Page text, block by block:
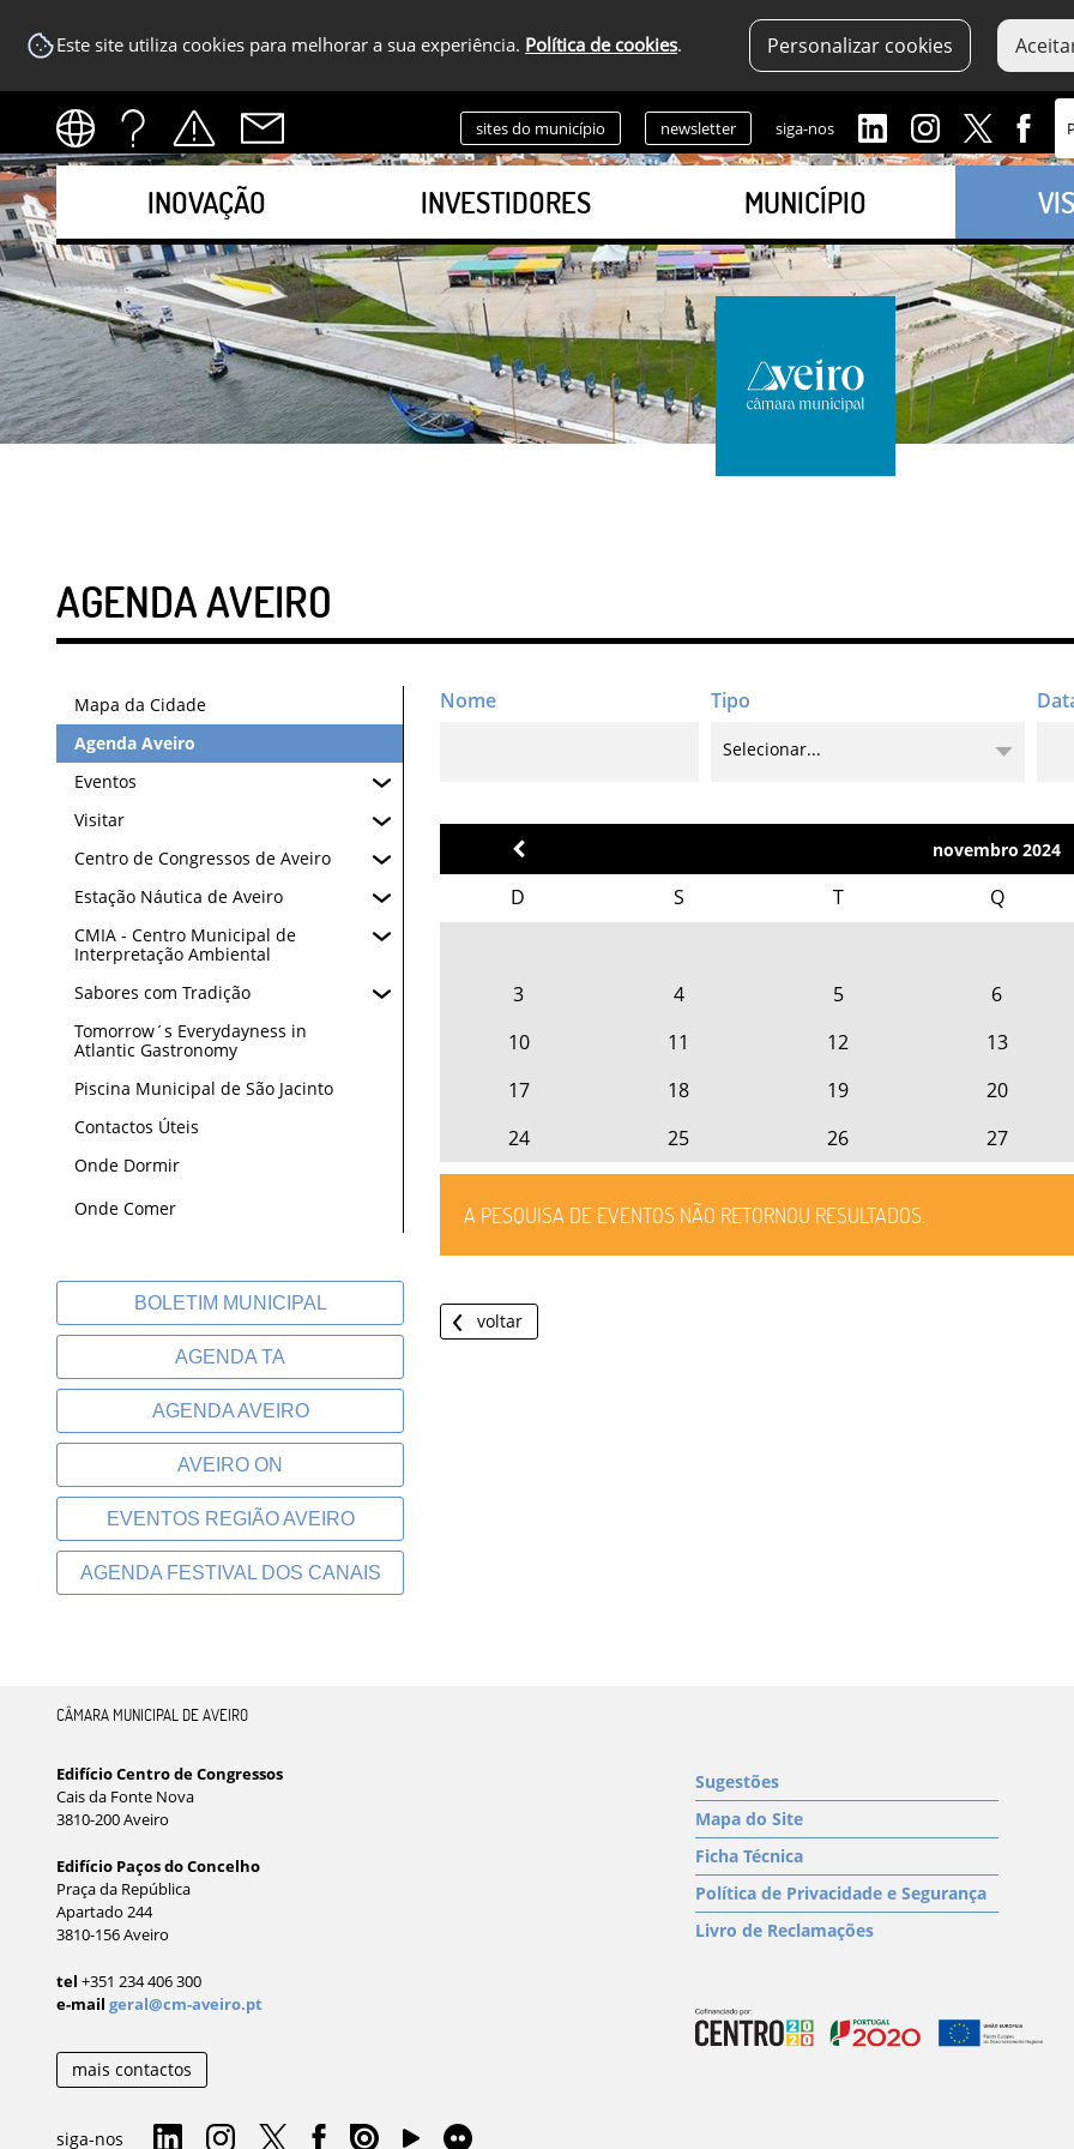
Este site utiliza cookies para melhorar a sua experiência. Política de cookies. Personalizar cookies
sites do município newsletter siga-nos
INOVAÇÃO INVESTIDORES MUNICÍPIO
AGENDA AVEIRO
Mapa da Cidade
Agenda Aveiro
Eventos
Visitar
Centro de Congressos de Aveiro
Estação Náutica de Aveiro
CMIA - Centro Municipal de
Interpretação Ambiental
Sabores com Tradição
Tomorrow´s Everydayness in
Atlantic Gastronomy
Piscina Municipal de São Jacinto
Contactos Úteis
Onde Dormir
Onde Comer
BOLETIM MUNICIPAL
AGENDA TA
AGENDA AVEIRO
AVEIRO ON
EVENTOS REGIÃO AVEIRO
AGENDA FESTIVAL DOS CANAIS
novembro 2024
D S T Q
3
4 5 6
10
11 12 13
17
18 19 20
24
25 26 27
A PESQUISA DE EVENTOS NÃO RETORNOU RESULTADOS.
voltar
CÂMARA MUNICIPAL DE AVEIRO
Edifício Centro de Congressos
Cais da Fonte Nova
3810-200 Aveiro
Edifício Paços do Concelho
Praça da República
Apartado 244
3810-156 Aveiro
tel +351 234 406 300
e-mail geral@cm-aveiro.pt
mais contactos
siga-nos
Sugestões
Mapa do Site
Ficha Técnica
Política de Privacidade e Segurança
Livro de Reclamações